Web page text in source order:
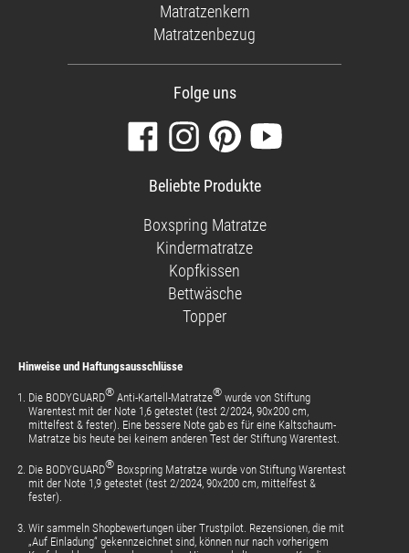
Matratzenkern
Matratzenbezug
Folge uns
Besuchen
Sie
unsere
Seite
Folgen
Sie
uns
Instagram
Finden
Sie
uns
Pinterest
Sehen
Beliebte Produkte
Boxspring Matratze
Kindermatratze
Kopfkissen
Bettwäsche
Topper
Hinweise und Haftungsausschlüsse
Die BODYGUARD® Anti-Kartell-Matratze® wurde von Stiftung
Warentest mit der Note 1,6 getestet (test 2/2024, 90x200 cm,
mittelfest & fester). Eine bessere Note gab es für eine Kaltschaum-
Matratze bis heute bei keinem anderen Test der Stiftung Warentest.
Die BODYGUARD® Boxspring Matratze wurde von Stiftung Warentest
mit der Note 1,9 getestet (test 2/2024, 90x200 cm, mittelfest &
fester).
Wir sammeln Shopbewertungen über Trustpilot. Rezensionen, die mit
„Auf Einladung“ gekennzeichnet sind, können nur nach vorherigem